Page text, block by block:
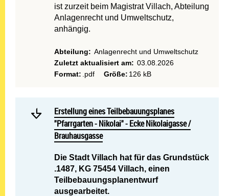
ist zurzeit beim Magistrat Villach, Abteilung
Anlagenrecht und Umweltschutz,
anhängig.
Abteilung: Anlagenrecht und Umweltschutz
Zuletzt aktualisiert am: 03.08.2026
Format: .pdf Größe: 126 kB
Mehr lesen: Erstellung
Erstellung eines Teilbebauungsplanes "Pfarrgarten -
Erstellung eines Teilbebauungsplanes
"Pfarrgarten - Nikolai" - Ecke Nikolaigasse /
Brauhausgasse
Die Stadt Villach hat für das Grundstück
.1487, KG 75454 Villach, einen
Teilbebauungsplanentwurf
ausgearbeitet.